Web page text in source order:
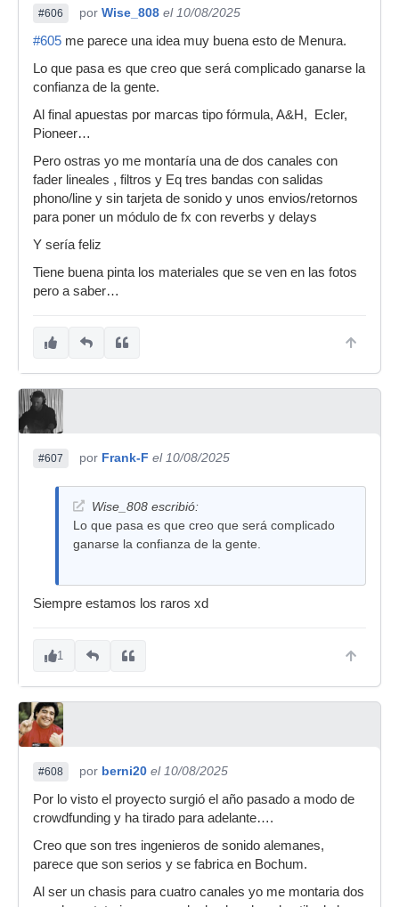
#606 por Wise_808 el 10/08/2025
#605 me parece una idea muy buena esto de Menura.
Lo que pasa es que creo que será complicado ganarse la
confianza de la gente.
Al final apuestas por marcas tipo fórmula, A&H, Ecler,
Pioneer…
Pero ostras yo me montaría una de dos canales con
fader lineales , filtros y Eq tres bandas con salidas
phono/line y sin tarjeta de sonido y unos envios/retornos
para poner un módulo de fx con reverbs y delays
Y sería feliz
Tiene buena pinta los materiales que se ven en las fotos
pero a saber…
#607 por Frank-F el 10/08/2025
Wise_808 escribió:
Lo que pasa es que creo que será complicado
ganarse la confianza de la gente.
Siempre estamos los raros xd
1
#608 por berni20 el 10/08/2025
Por lo visto el proyecto surgió el año pasado a modo de
crowdfunding y ha tirado para adelante….
Creo que son tres ingenieros de sonido alemanes,
parece que son serios y se fabrica en Bochum.
Al ser un chasis para cuatro canales yo me montaria dos